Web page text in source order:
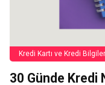
Kredi Kartı ve Kredi
30 Günde Kredi